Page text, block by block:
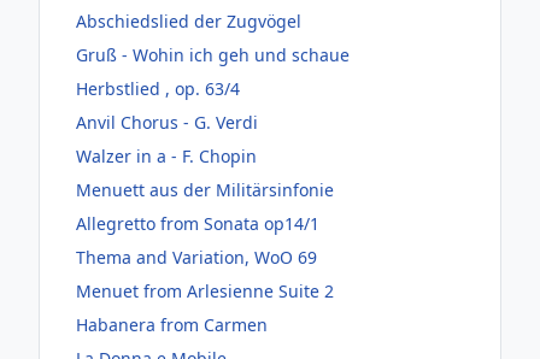
Abschiedslied der Zugvögel
Gruß - Wohin ich geh und schaue
Herbstlied , op. 63/4
Anvil Chorus - G. Verdi
Walzer in a - F. Chopin
Menuett aus der Militärsinfonie
Allegretto from Sonata op14/1
Thema and Variation, WoO 69
Menuet from Arlesienne Suite 2
Habanera from Carmen